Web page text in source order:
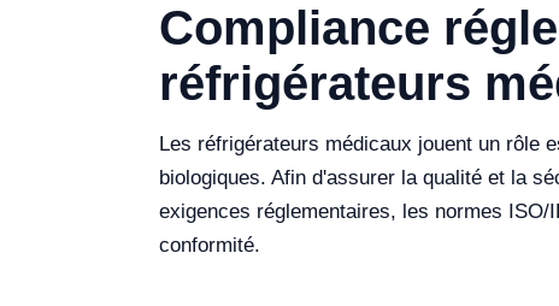
Compliance
réfrigérateurs
Les réfrigérateurs médicaux jouent un rôle
biologiques. Afin d'assurer la qualité et la
exigences réglementaires, les normes
conformité.